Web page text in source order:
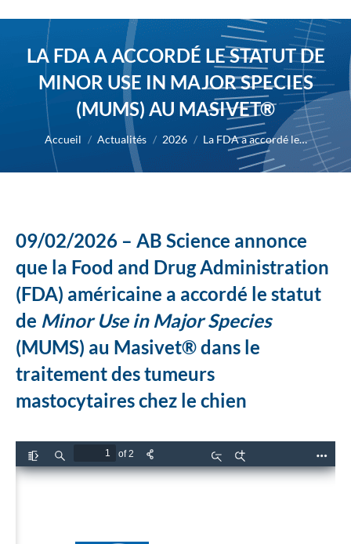
LA FDA A ACCORDÉ LE STATUT DE
MINOR USE IN MAJOR SPECIES
(MUMS) AU MASIVET®
Vous êtes ici :
Accueil Actualités 2026 La FDA a accordé le…
09/02/2026 – AB Science annonce
que la Food and Drug Administration
(FDA) américaine a accordé le statut
de Minor Use in Major Species
(MUMS) au Masivet® dans le
traitement des tumeurs
mastocytaires chez le chien